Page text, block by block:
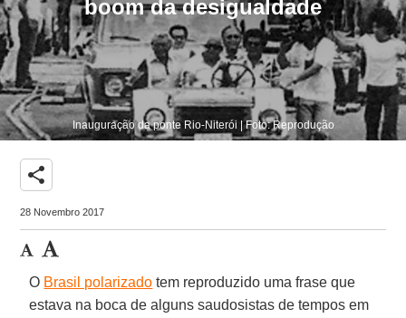
boom da desigualdade
Inauguração da ponte Rio-Niterói | Foto: Reprodução
share
28 Novembro 2017
O Brasil polarizado tem reproduzido uma frase que
estava na boca de alguns saudosistas de tempos em